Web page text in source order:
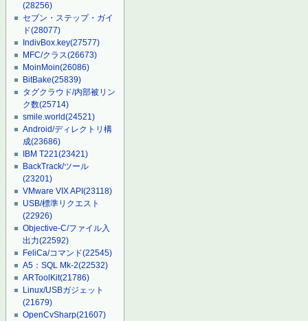
(28256)
セブン・ステップ・ガイ
ド(28077)
IndivBox.key(27577)
MFC/クラス(26673)
MoinMoin(26086)
BitBake(25839)
タグクラウド/内部被リン
ク数(25714)
smile.world(24521)
Android/ディレクトリ構
成(23686)
IBM T221(23421)
BackTrack/ツール
(23201)
VMware VIX API(23118)
USB/標準リクエスト
(22926)
Objective-C/ファイル入
出力(22592)
FeliCa/コマンド(22545)
A5：SQL Mk-2(22532)
ARToolKit(21786)
Linux/USBガジェット
(21679)
OpenCvSharp(21607)